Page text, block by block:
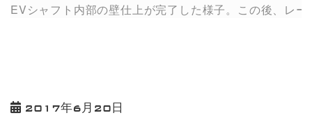
EVシャフト内部の壁仕上が完了した様子。この後、レ
2017年6月20日